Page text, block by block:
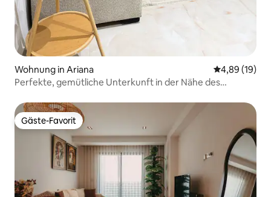
Wohnung in Ariana
4,89 (19)
Perfekte, gemütliche Unterkunft in der Nähe des
Gäste-Favorit
Gäste-Favorit